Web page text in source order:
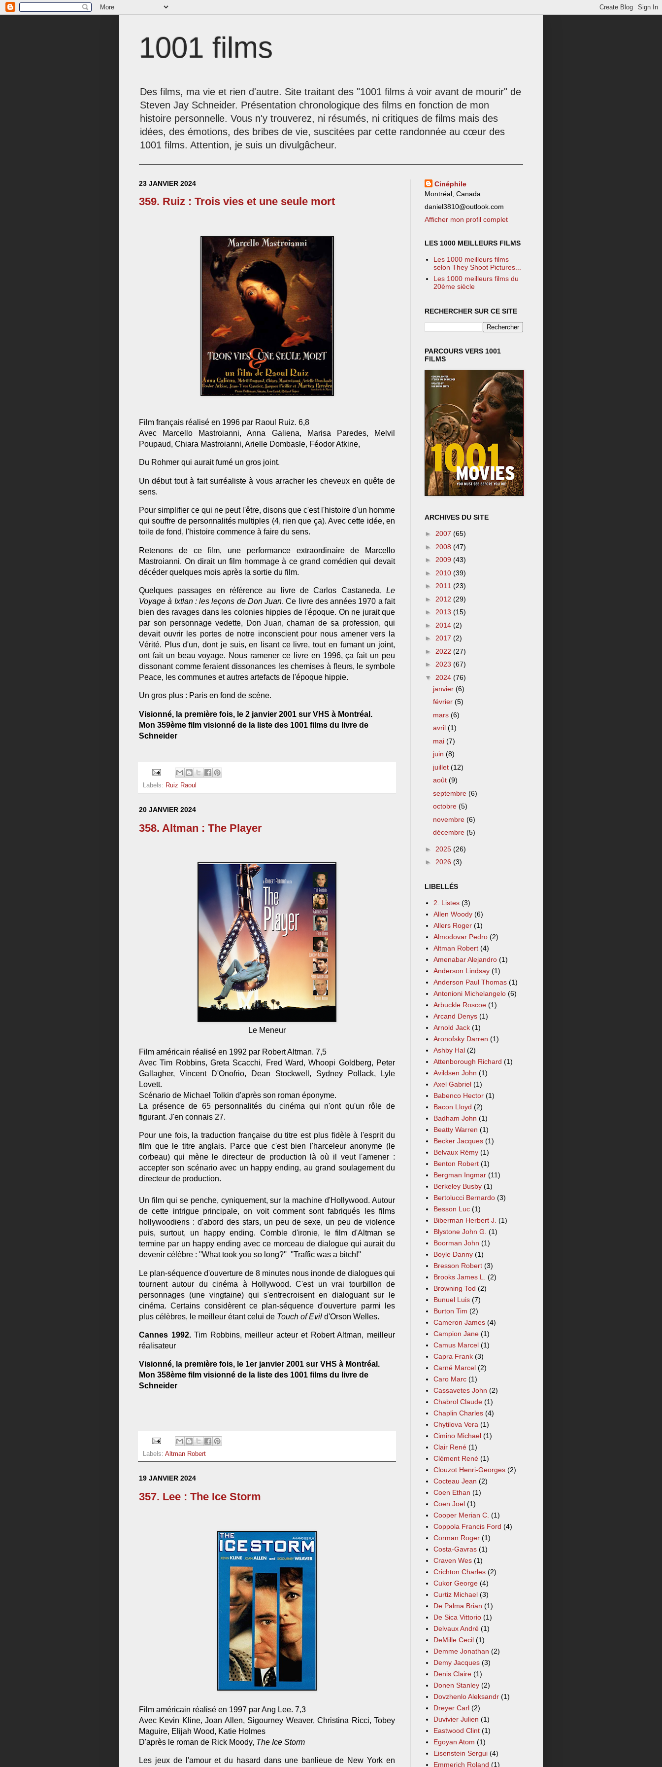
1001 films
Des films, ma vie et rien d'autre. Site traitant des "1001 films à voir avant de mourir" de
Steven Jay Schneider. Présentation chronologique des films en fonction de mon
histoire personnelle. Vous n'y trouverez, ni résumés, ni critiques de films mais des
idées, des émotions, des bribes de vie, suscitées par cette randonnée au cœur des
1001 films. Attention, je suis un divulgâcheur.
23 JANVIER 2024
359. Ruiz : Trois vies et une seule mort
Film français réalisé en 1996 par Raoul Ruiz. 6,8
Avec Marcello Mastroianni, Anna Galiena, Marisa Paredes, Melvil
Poupaud, Chiara Mastroianni, Arielle Dombasle, Féodor Atkine,
Du Rohmer qui aurait fumé un gros joint.
Un début tout à fait surréaliste à vous arracher les cheveux en quête de
sens.
Pour simplifier ce qui ne peut l'être, disons que c'est l'histoire d'un homme
qui souffre de personnalités multiples (4, rien que ça). Avec cette idée, en
toile de fond, l'histoire commence à faire du sens.
Retenons de ce film, une performance extraordinaire de Marcello
Mastroianni. On dirait un film hommage à ce grand comédien qui devait
décéder quelques mois après la sortie du film.
Quelques passages en référence au livre de Carlos Castaneda, Le
Voyage à Ixtlan : les leçons de Don Juan. Ce livre des années 1970 a fait
bien des ravages dans les colonies hippies de l'époque. On ne jurait que
par son personnage vedette, Don Juan, chaman de sa profession, qui
devait ouvrir les portes de notre inconscient pour nous amener vers la
Vérité. Plus d'un, dont je suis, en lisant ce livre, tout en fumant un joint,
ont fait un beau voyage. Nous ramener ce livre en 1996, ça fait un peu
dissonant comme feraient dissonances les chemises à fleurs, le symbole
Peace, les communes et autres artefacts de l'époque hippie.
Un gros plus : Paris en fond de scène.
Visionné, la première fois, le 2 janvier 2001 sur VHS à Montréal.
Mon 359ème film visionné de la liste des 1001 films du livre de
Schneider
Labels: Ruiz Raoul
20 JANVIER 2024
358. Altman : The Player
Le Meneur
Film américain réalisé en 1992 par Robert Altman. 7,5
Avec Tim Robbins, Greta Scacchi, Fred Ward, Whoopi Goldberg, Peter
Gallagher, Vincent D'Onofrio, Dean Stockwell, Sydney Pollack, Lyle
Lovett.
Scénario de Michael Tolkin d'après son roman éponyme.
La présence de 65 personnalités du cinéma qui n'ont qu'un rôle de
figurant. J'en connais 27.
Pour une fois, la traduction française du titre est plus fidèle à l'esprit du
film que le titre anglais. Parce que c'est bien l'harceleur anonyme (le
corbeau) qui mène le directeur de production là où il veut l'amener :
accepter son scénario avec un happy ending, au grand soulagement du
directeur de production.
Un film qui se penche, cyniquement, sur la machine d'Hollywood. Autour
de cette intrigue principale, on voit comment sont fabriqués les films
hollywoodiens : d'abord des stars, un peu de sexe, un peu de violence
puis, surtout, un happy ending. Comble d'ironie, le film d'Altman se
termine par un happy ending avec ce morceau de dialogue qui aurait du
devenir célèbre : ''What took you so long?'' ''Traffic was a bitch!''
Le plan-séquence d'ouverture de 8 minutes nous inonde de dialogues qui
tournent autour du cinéma à Hollywood. C'est un vrai tourbillon de
personnages (une vingtaine) qui s'entrecroisent en dialoguant sur le
cinéma. Certains considèrent ce plan-séquence d'ouverture parmi les
plus célèbres, le meilleur étant celui de Touch of Evil d'Orson Welles.
Cannes 1992.Tim Robbins, meilleur acteur et Robert Altman, meilleur
réalisateur
Visionné, la première fois, le 1er janvier 2001 sur VHS à Montréal.
Mon 358ème film visionné de la liste des 1001 films du livre de
Schneider
Labels: Altman Robert
19 JANVIER 2024
357. Lee : The Ice Storm
Film américain réalisé en 1997 par Ang Lee. 7,3
Avec Kevin Kline, Joan Allen, Sigourney Weaver, Christina Ricci, Tobey
Maguire, Elijah Wood, Katie Holmes
D'après le roman de Rick Moody, The Ice Storm
Les jeux de l'amour et du hasard dans une banlieue de New York en
Cinéphile
Montréal, Canada
daniel3810@outlook.com
Afficher mon profil complet
LES 1000 MEILLEURS FILMS
Les 1000 meilleurs films
selon They Shoot Pictures...
Les 1000 meilleurs films du
20ème siècle
RECHERCHER SUR CE SITE
PARCOURS VERS 1001
FILMS
ARCHIVES DU SITE
► 2007 (65)
► 2008 (47)
► 2009 (43)
► 2010 (39)
► 2011 (23)
► 2012 (29)
► 2013 (15)
► 2014 (2)
► 2017 (2)
► 2022 (27)
► 2023 (67)
▼ 2024 (76)
janvier (6)
février (5)
mars (6)
avril (1)
mai (7)
juin (8)
juillet (12)
août (9)
septembre (6)
octobre (5)
novembre (6)
décembre (5)
► 2025 (26)
► 2026 (3)
LIBELLÉS
2. Listes (3)
Allen Woody (6)
Allers Roger (1)
Almodovar Pedro (2)
Altman Robert (4)
Amenabar Alejandro (1)
Anderson Lindsay (1)
Anderson Paul Thomas (1)
Antonioni Michelangelo (6)
Arbuckle Roscoe (1)
Arcand Denys (1)
Arnold Jack (1)
Aronofsky Darren (1)
Ashby Hal (2)
Attenborough Richard (1)
Avildsen John (1)
Axel Gabriel (1)
Babenco Hector (1)
Bacon Lloyd (2)
Badham John (1)
Beatty Warren (1)
Becker Jacques (1)
Belvaux Rémy (1)
Benton Robert (1)
Bergman Ingmar (11)
Berkeley Busby (1)
Bertolucci Bernardo (3)
Besson Luc (1)
Biberman Herbert J. (1)
Blystone John G. (1)
Boorman John (1)
Boyle Danny (1)
Bresson Robert (3)
Brooks James L. (2)
Browning Tod (2)
Bunuel Luis (7)
Burton Tim (2)
Cameron James (4)
Campion Jane (1)
Camus Marcel (1)
Capra Frank (3)
Carné Marcel (2)
Caro Marc (1)
Cassavetes John (2)
Chabrol Claude (1)
Chaplin Charles (4)
Chytilova Vera (1)
Cimino Michael (1)
Clair René (1)
Clément René (1)
Clouzot Henri-Georges (2)
Cocteau Jean (2)
Coen Ethan (1)
Coen Joel (1)
Cooper Merian C. (1)
Coppola Francis Ford (4)
Corman Roger (1)
Costa-Gavras (1)
Craven Wes (1)
Crichton Charles (2)
Cukor George (4)
Curtiz Michael (3)
De Palma Brian (1)
De Sica Vittorio (1)
Delvaux André (1)
DeMille Cecil (1)
Demme Jonathan (2)
Demy Jacques (3)
Denis Claire (1)
Donen Stanley (2)
Dovzhenlo Aleksandr (1)
Dreyer Carl (2)
Duvivier Julien (1)
Eastwood Clint (1)
Egoyan Atom (1)
Eisenstein Sergui (4)
Emmerich Roland (1)